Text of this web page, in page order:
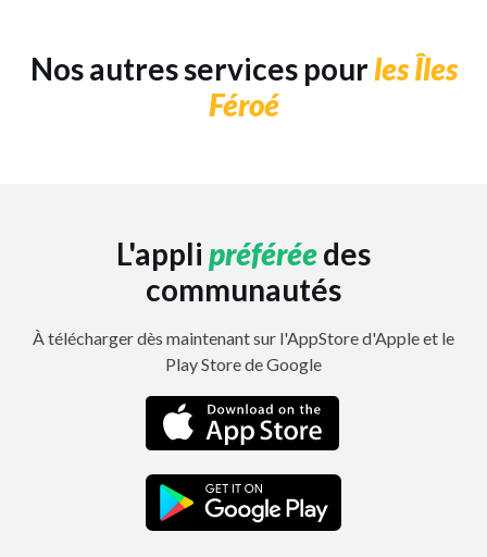
Nos autres services pourles Îles
Féroé
L'appli préféréedes
communautés
À télécharger dès maintenant sur l'AppStore d'Apple et le
Play Store de Google